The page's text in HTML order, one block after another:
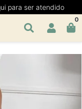
para ser atendido
0